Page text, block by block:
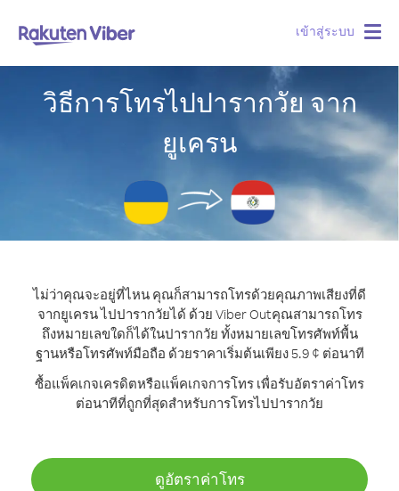
เข้าสู่ระบบ
วิธีการโทรไปปารากวัย จาก
ยูเครน
ไม่ว่าคุณจะอยู่ที่ไหน คุณก็สามารถโทรด้วยคุณภาพเสียงที่ดี
จากยูเครน ไปปารากวัยได้ ด้วย Viber Outคุณสามารถโทร
ถึงหมายเลขใดก็ได้ในปารากวัย ทั้งหมายเลขโทรศัพท์พื้น
ฐานหรือโทรศัพท์มือถือ ด้วยราคาเริ่มต้นเพียง 5.9 ¢ ต่อนาที
ซื้อแพ็คเกจเครดิตหรือแพ็คเกจการโทร เพื่อรับอัตราค่าโทร
ต่อนาทีที่ถูกที่สุดสำหรับการโทรไปปารากวัย
ดูอัตราค่าโทร